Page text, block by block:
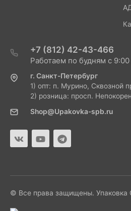
+7 (812) 42-43-466
Работаем по будням с 9:00
г. Санкт-Петербург
1) опт: п. Мурино, Сквозной
2) розница: просп.
Shop@Upakovka-spb.ru
© Все права защищены. Упаковка